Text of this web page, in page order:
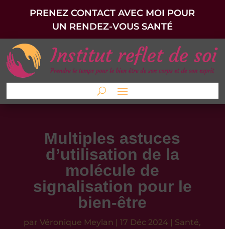
PRENEZ CONTACT AVEC MOI POUR
UN RENDEZ-VOUS SANTÉ
Multiples astuces
d’utilisation de la
molécule de
signalisation pour le
bien-être
parVéronique Meylan |17 Déc 2024 | Santé,